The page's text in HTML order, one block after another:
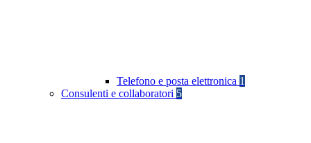
Telefono e posta elettronica 1
Consulenti e collaboratori 5